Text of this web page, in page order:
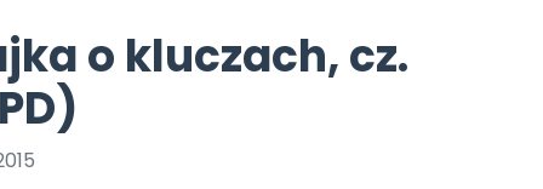
Bliżej Pieska
Pomoc zwierzętom
Książka (dla) Przedszkolaka
TikTok
Zobacz nas na TikToku
YouTube
o kluczach, cz.